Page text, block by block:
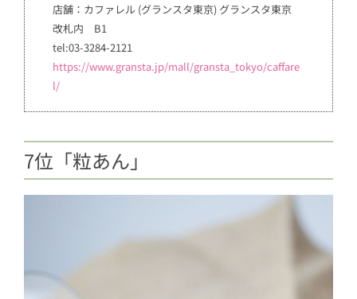
店舗：カファレル (グランスタ東京) グランスタ東京
改札内 B1
tel:03-3284-2121
https://www.gransta.jp/mall/gransta_tokyo/caffare
l/
7位「粒あん」